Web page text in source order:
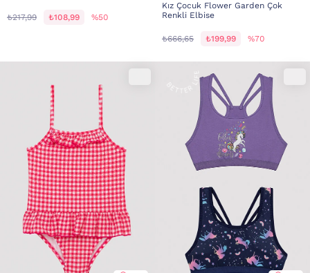
₺217,99 ₺108,99 %50
Kız Çocuk Flower Garden Çok
Renkli Elbise
₺666,65 ₺199,99 %70